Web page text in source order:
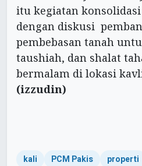
itu kegiatan
dengan diskusi
pembebasan tanah
taushiah, dan shalat
bermalam di lokasi
(izzudin)
kali PCM Pakis properti